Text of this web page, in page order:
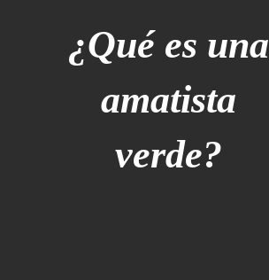
¿Qué es una
amatista
verde?